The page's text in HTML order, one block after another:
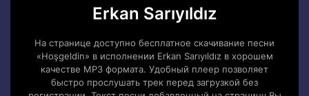
Erkan Sarıyıldız
На странице доступно бесплатное скачивание песни
«Hoşgeldin» в исполнении Erkan Sarıyıldız в хорошем
качестве MP3 формата. Удобный плеер позволяет
быстро прослушать трек перед загрузкой без